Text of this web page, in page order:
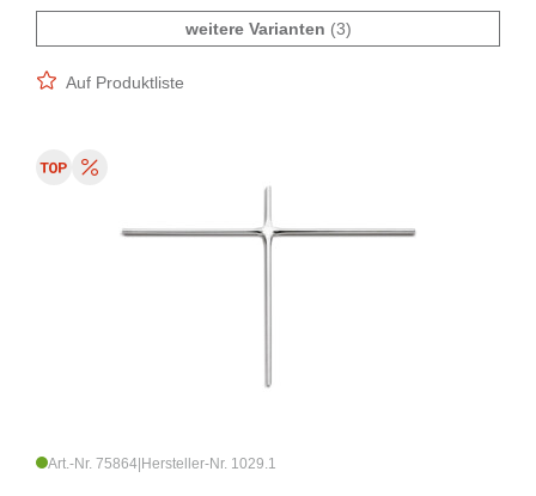
weitere Varianten (3)
Auf Produktliste
Art.-Nr. 75864 Hersteller-Nr. 1029.1